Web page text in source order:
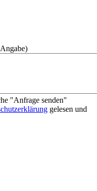
"Anfrage senden"
gelesen und